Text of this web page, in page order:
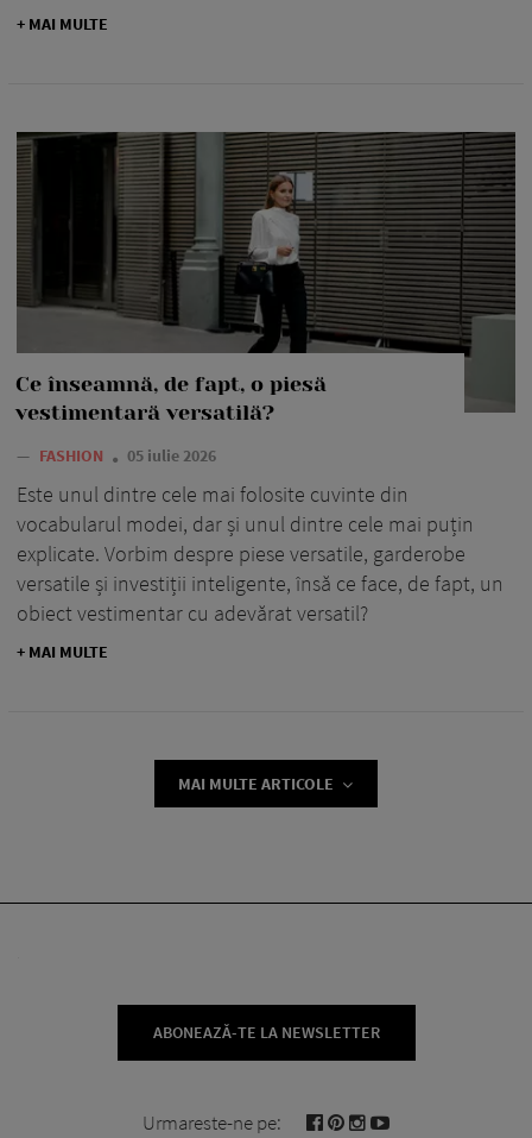
+ MAI MULTE
Ce înseamnă, de fapt, o piesă
vestimentară versatilă?
— FASHION 05 iulie 2026
Este unul dintre cele mai folosite cuvinte din
vocabularul modei, dar și unul dintre cele mai puțin
explicate. Vorbim despre piese versatile, garderobe
versatile și investiții inteligente, însă ce face, de fapt, un
obiect vestimentar cu adevărat versatil?
+ MAI MULTE
MAI MULTE ARTICOLE
ABONEAZĂ-TE LA NEWSLETTER
Urmareste-ne pe: